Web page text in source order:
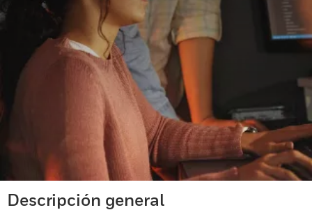
Descripción general